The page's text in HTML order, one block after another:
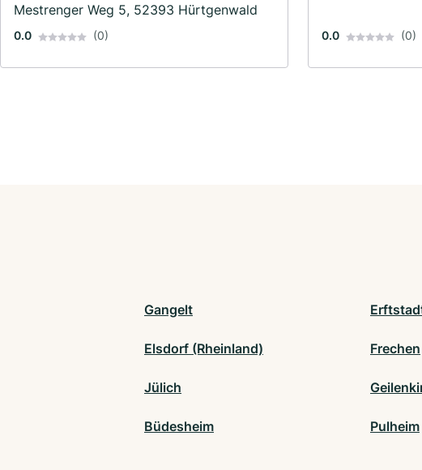
Mestrenger Weg 5, 52393 Hürtgenwald
0.0 (0) 0.0 (0)
Gangelt
Elsdorf (Rheinland) Frechen
Jülich
Büdesheim Pulheim